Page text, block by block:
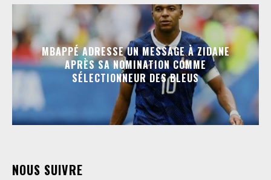
MBAPPÉ ADRESSE UN MESSAGE À ZIDANE
APRÈS SA NOMINATION COMME
SÉLECTIONNEUR DES BLEUS
NOUS SUIVRE